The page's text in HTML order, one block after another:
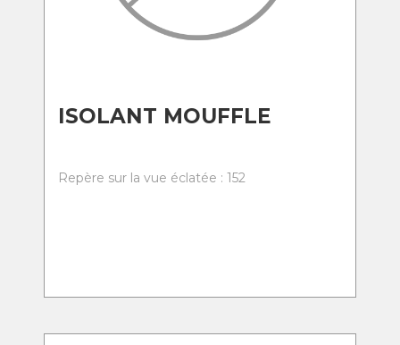
ISOLANT MOUFFLE
Repère sur la vue éclatée : 152